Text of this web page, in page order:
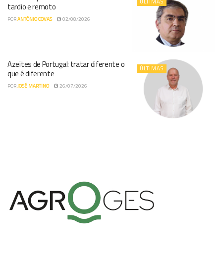
ÚLTIMAS
tardio e remoto
PORANTÓNIO COVAS 02/08/2026
ÚLTIMAS
Azeites de Portugal: tratar diferente o
que é diferente
PORJOSÉ MARTINO 26/07/2026